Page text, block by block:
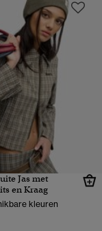
Jas met
en Kraag
kleuren